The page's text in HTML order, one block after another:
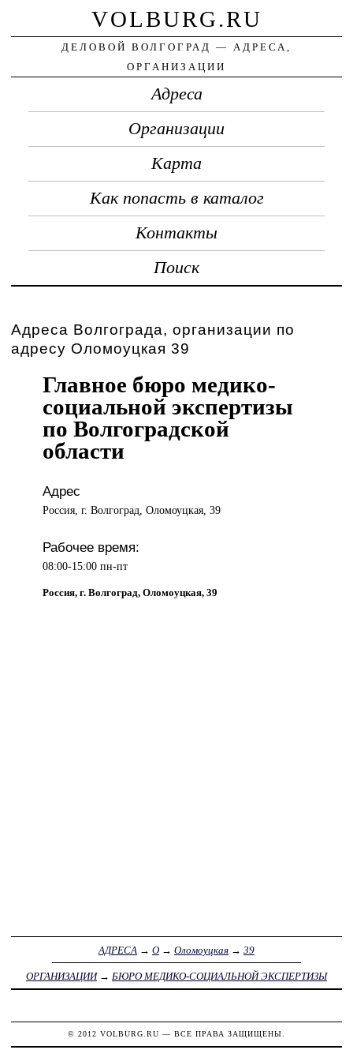
VOLBURG.RU
ДЕЛОВОЙ ВОЛГОГРАД — АДРЕСА,
ОРГАНИЗАЦИИ
Адреса
Организации
Карта
Как попасть в каталог
Контакты
Поиск
Адреса Волгограда, организации по
адресу Оломоуцкая 39
Главное бюро медико-
социальной экспертизы
по Волгоградской
области
Адрес
Россия, г. Волгоград, Оломоуцкая, 39
Рабочее время:
08:00-15:00 пн-пт
Россия, г. Волгоград, Оломоуцкая, 39
АДРЕСА → О → Оломоуцкая → 39
ОРГАНИЗАЦИИ→ БЮРО МЕДИКО-СОЦИАЛЬНОЙ ЭКСПЕРТИЗЫ
© 2012 VOLBURG.RU — ВСЕ ПРАВА ЗАЩИЩЕНЫ.